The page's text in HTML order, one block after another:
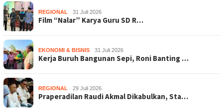
REGIONAL 31 Juli 2026
Film “Nalar” Karya Guru SD R…
EKONOMI & BISNIS 31 Juli 2026
Kerja Buruh Bangunan Sepi, Roni Banting …
REGIONAL 29 Juli 2026
Praperadilan Raudi Akmal Dikabulkan, Sta…